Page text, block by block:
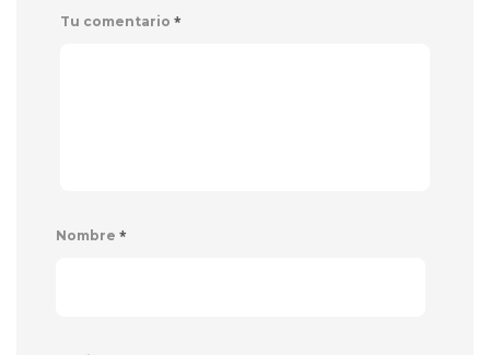
Tu comentario *
Nombre *